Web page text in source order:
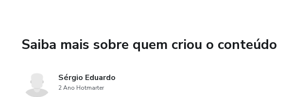
Saiba mais sobre quem criou o conteúdo
Sérgio Eduardo
2 Ano Hotmarter